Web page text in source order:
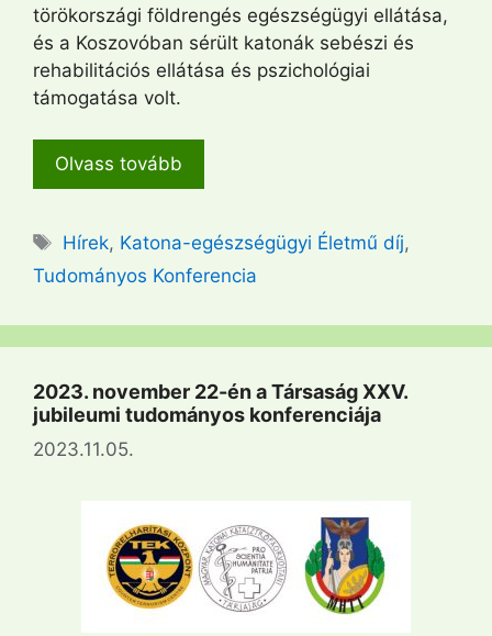
törökországi földrengés egészségügyi ellátása,
és a Koszovóban sérült katonák sebészi és
rehabilitációs ellátása és pszichológiai
támogatása volt.
Olvass tovább
Címkék
Hírek, Katona-egészségügyi Életmű díj,
Tudományos Konferencia
2023. november 22-én a Társaság XXV.
jubileumi tudományos konferenciája
2023.11.05.